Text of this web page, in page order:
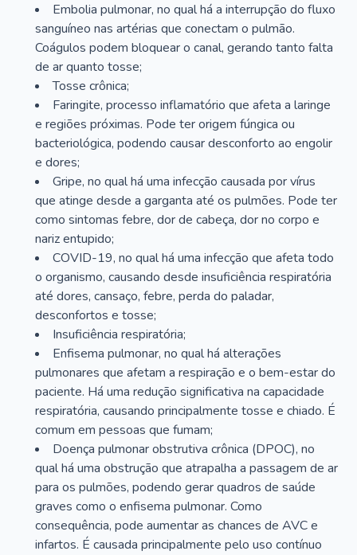
Embolia pulmonar, no qual há a interrupção do fluxo
sanguíneo nas artérias que conectam o pulmão.
Coágulos podem bloquear o canal, gerando tanto falta
de ar quanto tosse;
Tosse crônica;
Faringite, processo inflamatório que afeta a laringe
e regiões próximas. Pode ter origem fúngica ou
bacteriológica, podendo causar desconforto ao engolir
e dores;
Gripe, no qual há uma infecção causada por vírus
que atinge desde a garganta até os pulmões. Pode ter
como sintomas febre, dor de cabeça, dor no corpo e
nariz entupido;
COVID-19, no qual há uma infecção que afeta todo
o organismo, causando desde insuficiência respiratória
até dores, cansaço, febre, perda do paladar,
desconfortos e tosse;
Insuficiência respiratória;
Enfisema pulmonar, no qual há alterações
pulmonares que afetam a respiração e o bem-estar do
paciente. Há uma redução significativa na capacidade
respiratória, causando principalmente tosse e chiado. É
comum em pessoas que fumam;
Doença pulmonar obstrutiva crônica (DPOC), no
qual há uma obstrução que atrapalha a passagem de ar
para os pulmões, podendo gerar quadros de saúde
graves como o enfisema pulmonar. Como
consequência, pode aumentar as chances de AVC e
infartos. É causada principalmente pelo uso contínuo